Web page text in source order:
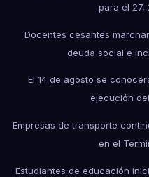
para el 27,
Docentes cesantes
deuda social e
El 14 de agosto se
ejecución
Empresas de transporte
en el
Estudiantes de educación